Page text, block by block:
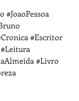
#JoaoPessoa
#Escritor
#Leitura
#Livro